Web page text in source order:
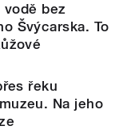
bez
Švýcarska. To
řeku
Na jeho